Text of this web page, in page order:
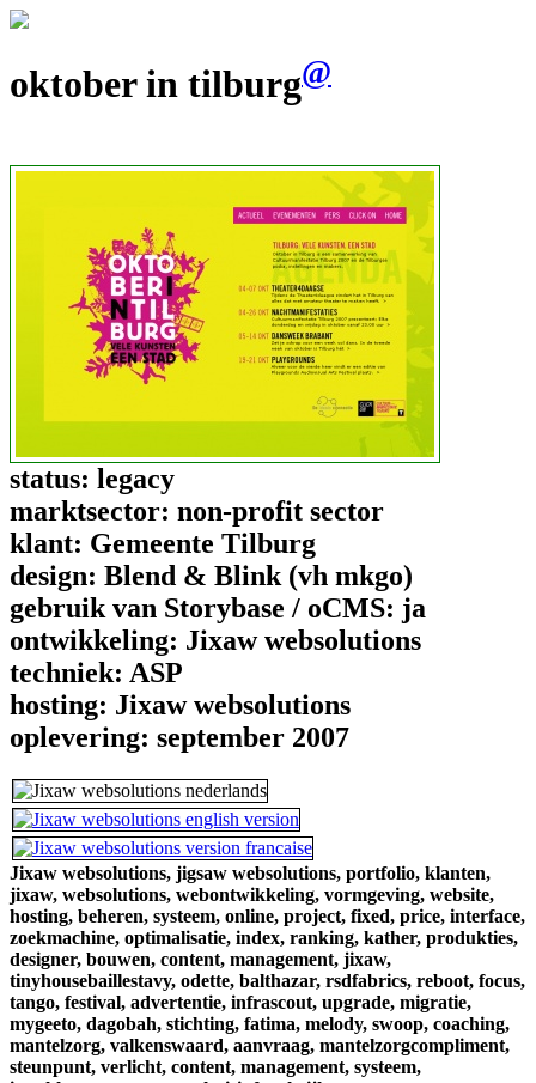
oktober in tilburg@
status: legacy
marktsector: non-profit sector
klant: Gemeente Tilburg
design: Blend & Blink (vh mkgo)
gebruik van Storybase / oCMS: ja
ontwikkeling: Jixaw websolutions
techniek: ASP
hosting: Jixaw websolutions
oplevering: september 2007
Jixaw websolutions, jigsaw websolutions, portfolio, klanten,
jixaw, websolutions, webontwikkeling, vormgeving, website,
hosting, beheren, systeem, online, project, fixed, price, interface,
zoekmachine, optimalisatie, index, ranking, kather, produkties,
designer, bouwen, content, management, jixaw,
tinyhousebaillestavy, odette, balthazar, rsdfabrics, reboot, focus,
tango, festival, advertentie, infrascout, upgrade, migratie,
mygeeto, dagobah, stichting, fatima, melody, swoop, coaching,
mantelzorg, valkenswaard, aanvraag, mantelzorgcompliment,
steunpunt, verlicht, content, management, systeem,